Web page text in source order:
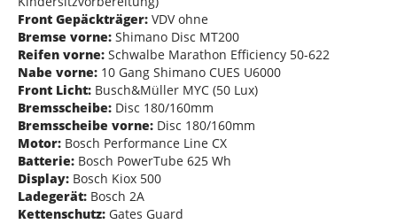
Front Gepäckträger: VDV ohne
Bremse vorne: Shimano Disc MT200
Reifen vorne: Schwalbe Marathon Efficiency 50-622
Nabe vorne: 10 Gang Shimano CUES U6000
Front Licht: Busch&Müller MYC (50 Lux)
Bremsscheibe: Disc 180/160mm
Bremsscheibe vorne: Disc 180/160mm
Motor: Bosch Performance Line CX
Batterie: Bosch PowerTube 625 Wh
Display: Bosch Kiox 500
Ladegerät: Bosch 2A
Kettenschutz: Gates Guard